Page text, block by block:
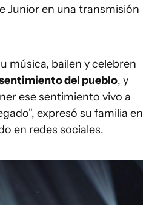
Junior en una transmisión
música, bailen y celebren
del pueblo, y
ese sentimiento vivo a
expresó su familia en
en redes sociales.